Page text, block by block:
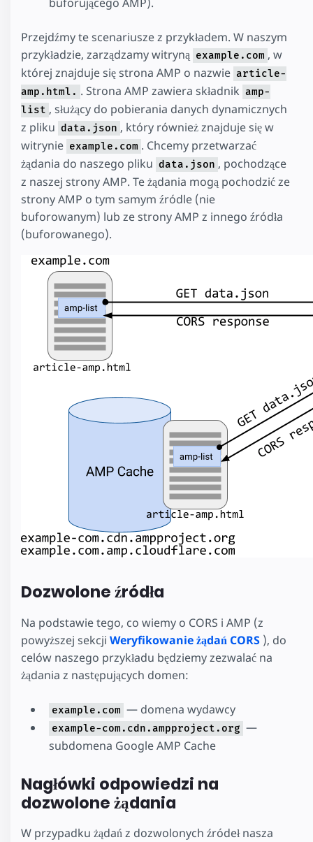
Przejdźmy te scenariusze z przykładem. W naszym
przykładzie, zarządzamy witryną example.com , w
której znajduje się strona AMP o nazwie article-
amp.html. . Strona AMP zawiera składnik amp-
list , służący do pobierania danych dynamicznych
z pliku data.json , który również znajduje się w
witrynie example.com . Chcemy przetwarzać
żądania do naszego pliku data.json , pochodzące
z naszej strony AMP. Te żądania mogą pochodzić ze
strony AMP o tym samym źródle (nie
buforowanym) lub ze strony AMP z innego źródła
(buforowanego).
Dozwolone źródła
Na podstawie tego, co wiemy o CORS i AMP (z
powyższej sekcji Weryfikowanie żądań CORS ), do
celów naszego przykładu będziemy zezwalać na
żądania z następujących domen:
example.com — domena wydawcy
example-com.cdn.ampproject.org —
subdomena Google AMP Cache
Nagłówki odpowiedzi na
dozwolone żądania
W przypadku żądań z dozwolonych źródeł nasza